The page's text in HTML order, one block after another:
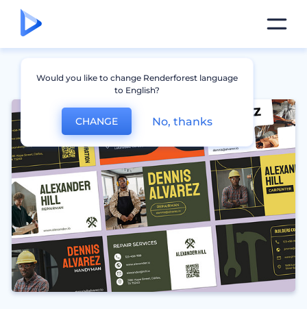
Would you like to change Renderforest language
to English?
CHANGE No, thanks